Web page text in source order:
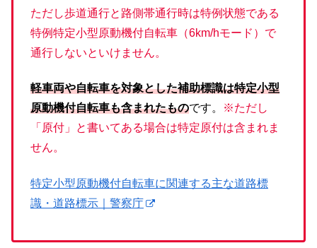
ただし歩道通行と路側帯通行時は特例状態である
特例特定小型原動機付自転車（6km/hモード）で
通行しないといけません。
軽車両や自転車を対象とした補助標識は特定小型
原動機付自転車も含まれたものです。
※ただし
「原付」と書いてある場合は特定原付は含まれま
せん。
特定小型原動機付自転車に関連する主な道路標
識・道路標示｜警察庁